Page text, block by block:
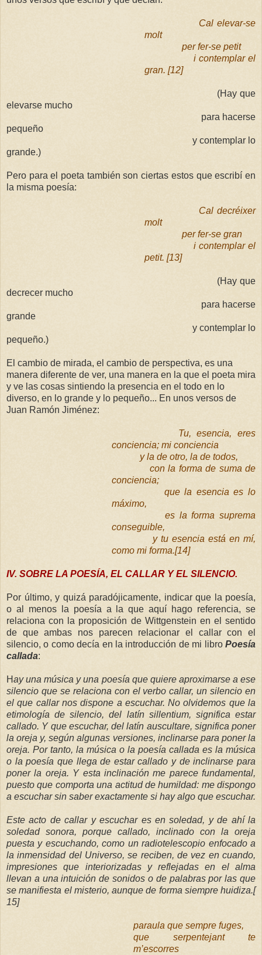
Cal elevar-se
molt
per fer-se petit
i contemplar el
gran. [12]
(Hay que
elevarse mucho
para hacerse
pequeño
y contemplar lo
grande.)
Pero para el poeta también son ciertas estos que escribí en
la misma poesía:
Cal decréixer
molt
per fer-se gran
i contemplar el
petit. [13]
(Hay que
decrecer mucho
para hacerse
grande
y contemplar lo
pequeño.)
El cambio de mirada, el cambio de perspectiva, es una
manera diferente de ver, una manera en la que el poeta mira
y ve las cosas sintiendo la presencia en el todo en lo
diverso, en lo grande y lo pequeño... En unos versos de
Juan Ramón Jiménez:
Tu, esencia, eres
conciencia; mi conciencia
y la de otro, la de todos,
con la forma de suma de
conciencia;
que la esencia es lo
máximo,
es la forma suprema
conseguible,
y tu esencia está en mí,
como mi forma.[14]
IV. SOBRE LA POESÍA, EL CALLAR Y EL SILENCIO.
Por último, y quizá paradójicamente, indicar que la poesía,
o al menos la poesía a la que aquí hago referencia, se
relaciona con la proposición de Wittgenstein en el sentido
de que ambas nos parecen relacionar el callar con el
silencio, o como decía en la introducción de mi libro Poesía
callada:
Hay una música y una poesía que quiere aproximarse a ese
silencio que se relaciona con el verbo callar, un silencio en
el que callar nos dispone a escuchar. No olvidemos que la
etimología de silencio, del latín sillentium, significa estar
callado. Y que escuchar, del latín auscultare, significa poner
la oreja y, según algunas versiones, inclinarse para poner la
oreja. Por tanto, la música o la poesía callada es la música
o la poesía que llega de estar callado y de inclinarse para
poner la oreja. Y esta inclinación me parece fundamental,
puesto que comporta una actitud de humildad: me dispongo
a escuchar sin saber exactamente si hay algo que escuchar.
Este acto de callar y escuchar es en soledad, y de ahí la
soledad sonora, porque callado, inclinado con la oreja
puesta y escuchando, como un radiotelescopio enfocado a
la inmensidad del Universo, se reciben, de vez en cuando,
impresiones que interiorizadas y reflejadas en el alma
llevan a una intuición de sonidos o de palabras por las que
se manifiesta el misterio, aunque de forma siempre huidiza.[
15]
paraula que sempre fuges,
que serpentejant te
m’escorres